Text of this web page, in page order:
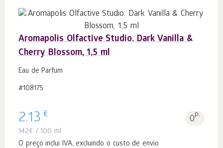
Aromapolis Olfactive Studio. Dark Vanilla &
Cherry Blossom, 1,5 ml
Eau de Parfum
#108175
2.13 € 0p.
142€ / 100 ml
O preço inclui IVA, excluindo o custo de envio